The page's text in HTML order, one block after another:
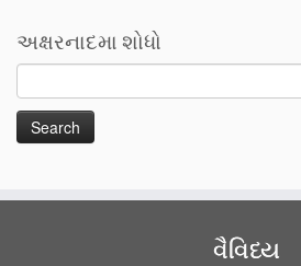
અક્ષરનાદમા શોધો
વૈવિધ્ય